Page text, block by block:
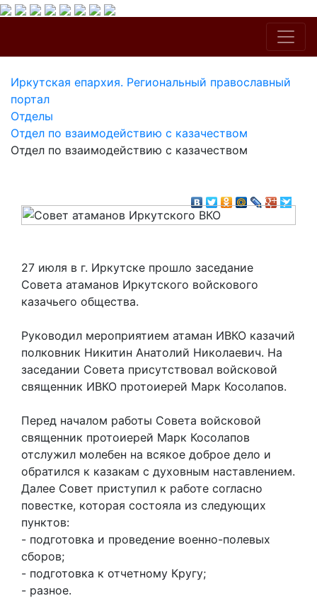
Иркутская епархия. Региональный православный
портал
Отделы
Отдел по взаимодействию с казачеством
Отдел по взаимодействию с казачеством
27 июля в г. Иркутске прошло заседание
Совета атаманов Иркутского войскового
казачьего общества.
Руководил мероприятием атаман ИВКО казачий
полковник Никитин Анатолий Николаевич. На
заседании Совета присутствовал войсковой
священник ИВКО протоиерей Марк Косолапов.
Перед началом работы Совета войсковой
священник протоиерей Марк Косолапов
отслужил молебен на всякое доброе дело и
обратился к казакам с духовным наставлением.
Далее Совет приступил к работе согласно
повестке, которая состояла из следующих
пунктов:
- подготовка и проведение военно-полевых
сборов;
- подготовка к отчетному Кругу;
- разное.